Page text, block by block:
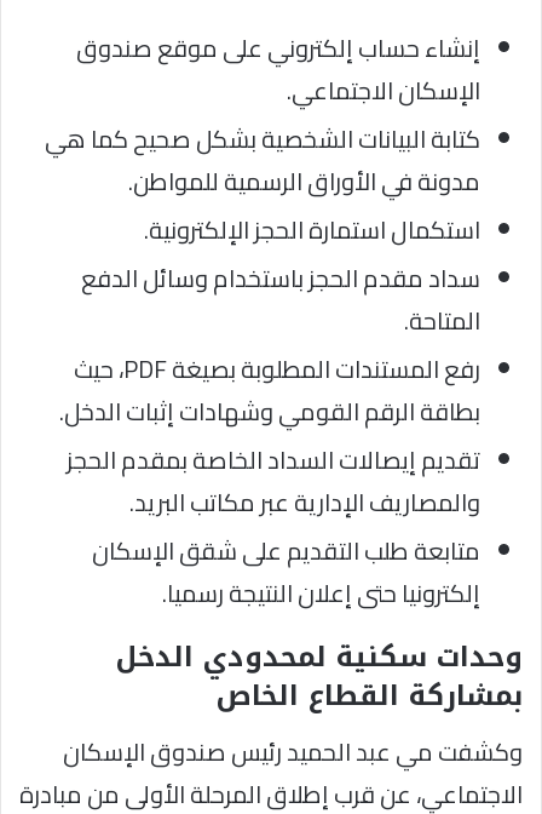
إنشاء حساب إلكتروني على موقع صندوق
الإسكان الاجتماعي.
كتابة البيانات الشخصية بشكل صحيح كما هي
مدونة في الأوراق الرسمية للمواطن.
استكمال استمارة الحجز الإلكترونية.
سداد مقدم الحجز باستخدام وسائل الدفع
المتاحة.
رفع المستندات المطلوبة بصيغة PDF، حيث
بطاقة الرقم القومي وشهادات إثبات الدخل.
تقديم إيصالات السداد الخاصة بمقدم الحجز
والمصاريف الإدارية عبر مكاتب البريد.
متابعة طلب التقديم على شقق الإسكان
إلكترونيا حتى إعلان النتيجة رسميا.
وحدات سكنية لمحدودي الدخل
بمشاركة القطاع الخاص
وكشفت مي عبد الحميد رئيس صندوق الإسكان
الاجتماعي، عن قرب إطلاق المرحلة الأولى من مبادرة